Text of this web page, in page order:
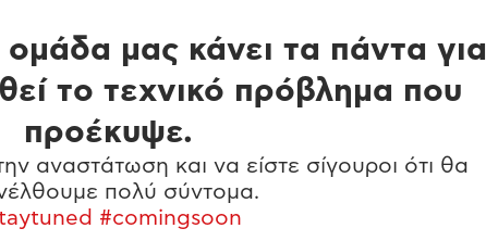
μας κάνει τα πάντα για
το τεχνικό πρόβλημα που
προέκυψε.
αναστάτωση και να είστε σίγουροι ότι θα
πολύ σύντομα.
#comingsoon